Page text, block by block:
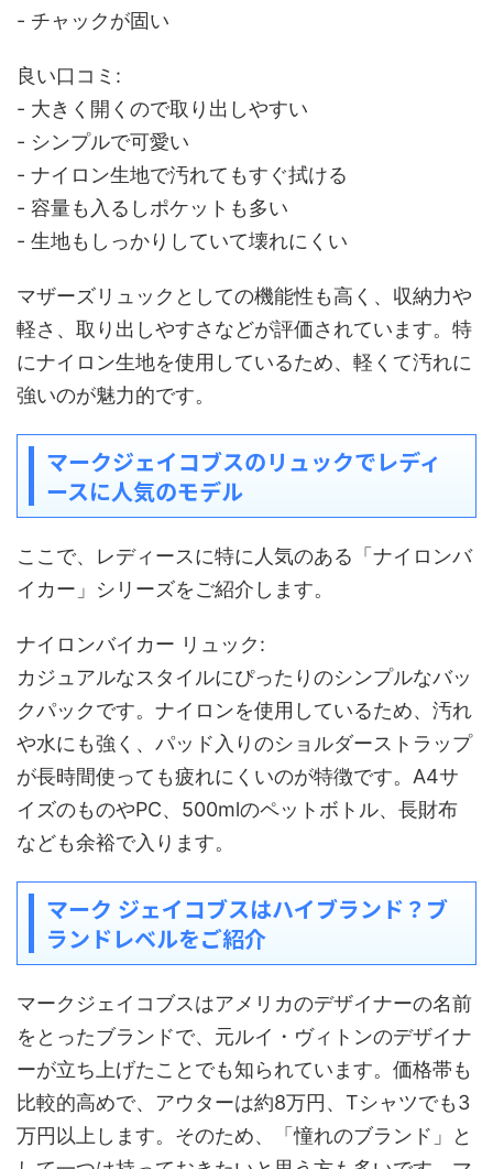
- チャックが固い
良い口コミ:
- 大きく開くので取り出しやすい
- シンプルで可愛い
- ナイロン生地で汚れてもすぐ拭ける
- 容量も入るしポケットも多い
- 生地もしっかりしていて壊れにくい
マザーズリュックとしての機能性も高く、収納力や
軽さ、取り出しやすさなどが評価されています。特
にナイロン生地を使用しているため、軽くて汚れに
強いのが魅力的です。
マークジェイコブスのリュックでレディ
ースに人気のモデル
ここで、レディースに特に人気のある「ナイロンバ
イカー」シリーズをご紹介します。
ナイロンバイカー リュック:
カジュアルなスタイルにぴったりのシンプルなバッ
クパックです。ナイロンを使用しているため、汚れ
や水にも強く、パッド入りのショルダーストラップ
が長時間使っても疲れにくいのが特徴です。A4サ
イズのものやPC、500mlのペットボトル、長財布
なども余裕で入ります。
マーク ジェイコブスはハイブランド？ブ
ランドレベルをご紹介
マークジェイコブスはアメリカのデザイナーの名前
をとったブランドで、元ルイ・ヴィトンのデザイナ
ーが立ち上げたことでも知られています。価格帯も
比較的高めで、アウターは約8万円、Tシャツでも3
万円以上します。そのため、「憧れのブランド」と